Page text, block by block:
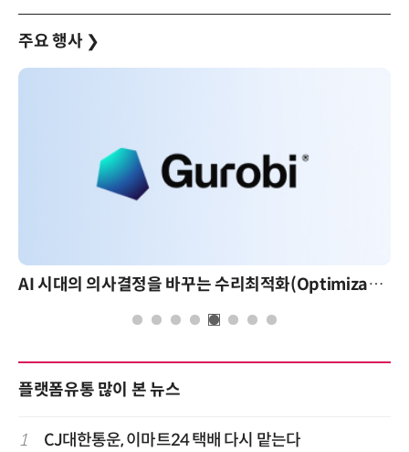
주요 행사 ❯
AI 시대의 의사결정을 바꾸는 수리최적화(Optimization): 실제 산업 적용 사례와 활용 전략
플랫폼유통 많이 본 뉴스
1 CJ대한통운, 이마트24 택배 다시 맡는다